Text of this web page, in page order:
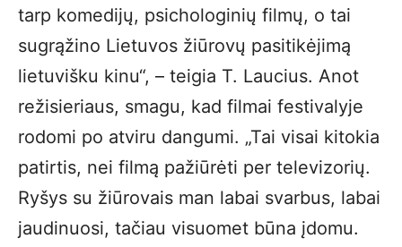
tarp komedijų, psichologinių filmų, o tai
sugrąžino Lietuvos žiūrovų pasitikėjimą
lietuvišku kinu“, – teigia T. Laucius. Anot
režisieriaus, smagu, kad filmai festivalyje
rodomi po atviru dangumi. „Tai visai kitokia
patirtis, nei filmą pažiūrėti per televizorių.
Ryšys su žiūrovais man labai svarbus, labai
jaudinuosi, tačiau visuomet būna įdomu.